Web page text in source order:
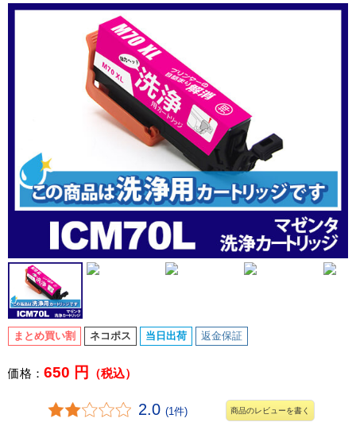
まとめ買い割 ネコポス 当日出荷 返金保証
価格： 650 円 （税込）
2.0 (1件) 商品のレビューを書く